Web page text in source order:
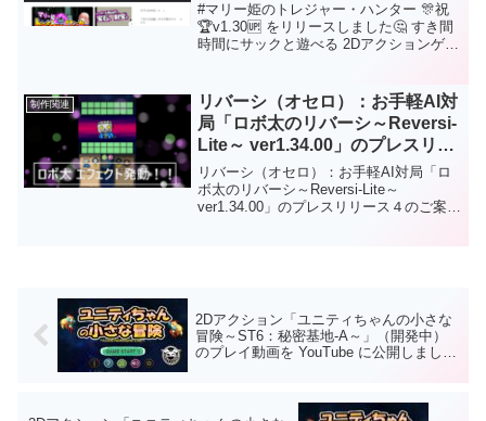
#マリー姫のトレジャー・ハンター 🎊祝
🏆v1.30🆙 をリリースしました🤔 すき間
時間にサックと遊べる 2Dアクションゲー
非、遊んでくださいね😘 応援、拡散、よ
ろしくお願いします😘⚔Playストア👇
https://play.google.com/store/apps/details
?
id=com.HatanaKikaku.MariTreasureHunte
r
制作関連
リバーシ（オセロ）：お手軽AI対
局「ロボ太のリバーシ～Reversi-
Lite～ ver1.34.00」のプレスリリ
ース４のご案内
リバーシ（オセロ）：お手軽AI対局「ロ
ボ太のリバーシ～Reversi-Lite～
ver1.34.00」のプレスリリース４のご案内
時間で遊べますので 是非是非、お試しく
ださい。対戦はAIのみで強さは初級～中
級程度。今後も改良を加えてAIの強さを
強化！上級者でも満足できるようレベル
ウンロードしてから遊ぶことができま
2Dアクション「ユニティちゃんの小さな
冒険～ST6：秘密基地-A～」（開発中）
のプレイ動画を YouTube に公開しまし